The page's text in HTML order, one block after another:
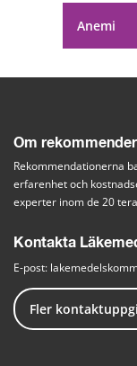
Anemi
Om
Rekommendationerna
erfarenhet och
experter inom de 20
Kontakta
E-post:
Fler